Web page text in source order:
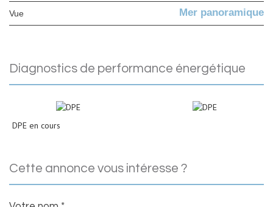
Vue Mer panoramique
diagnostics de performance énergétique
DPE en cours
cette annonce vous intéresse ?